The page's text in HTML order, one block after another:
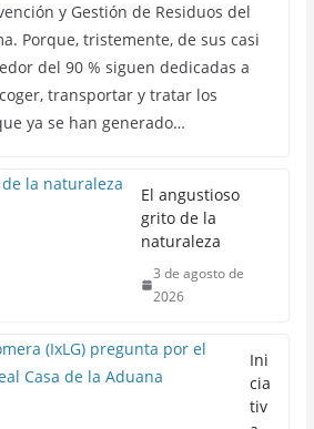
y Gestión de Residuos del
Porque, tristemente, de sus casi
del 90 % siguen dedicadas a
transportar y tratar los
ya se han generado…
El angustioso
grito de la
naturaleza
3 de agosto de
2026
Ini
cia
tiv